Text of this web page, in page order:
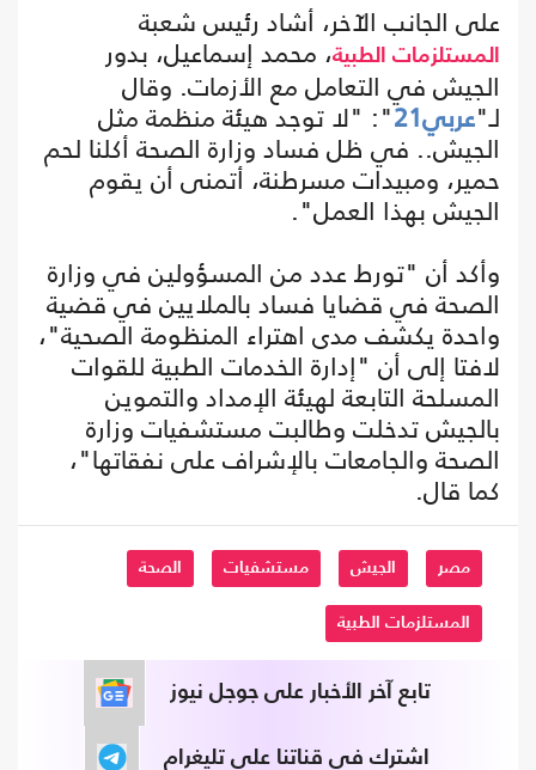
على الجانب الآخر، أشاد رئيس شعبة
المستلزمات الطبية، محمد إسماعيل، بدور
الجيش في التعامل مع الأزمات. وقال
لـ"عربي21 ": "لا توجد هيئة منظمة مثل
الجيش.. في ظل فساد وزارة الصحة أكلنا لحم
حمير، ومبيدات مسرطنة، أتمنى أن يقوم
الجيش بهذا العمل".
وأكد أن "تورط عدد من المسؤولين في وزارة
الصحة في قضايا فساد بالملايين في قضية
واحدة يكشف مدى اهتراء المنظومة الصحية"،
لافتا إلى أن "إدارة الخدمات الطبية للقوات
المسلحة التابعة لهيئة الإمداد والتموين
بالجيش تدخلت وطالبت مستشفيات وزارة
الصحة والجامعات بالإشراف على نفقاتها"،
كما قال.
مصر الجيش مستشفيات الصحة
المستلزمات الطبية
تابع آخر الأخبار على جوجل نيوز
اشترك في قناتنا على تليغرام